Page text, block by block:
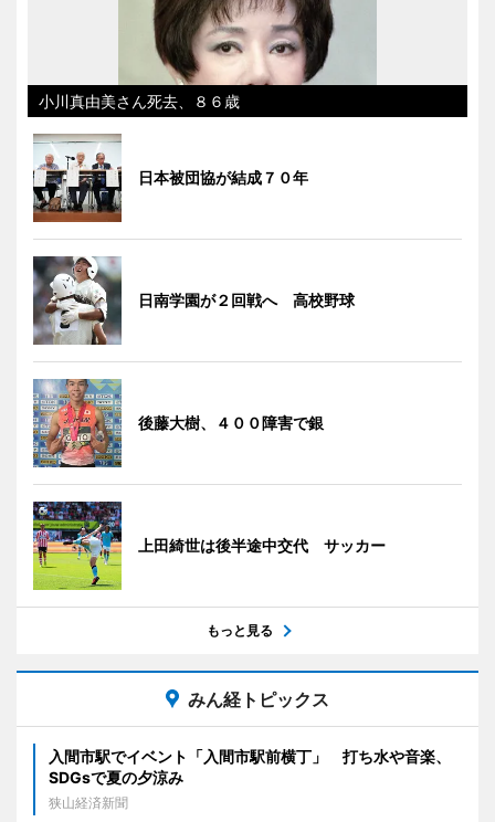
小川真由美さん死去、８６歳
日本被団協が結成７０年
日南学園が２回戦へ 高校野球
後藤大樹、４００障害で銀
上田綺世は後半途中交代 サッカー
もっと見る
みん経トピックス
入間市駅でイベント「入間市駅前横丁」 打ち水や音楽、
SDGsで夏の夕涼み
狭山経済新聞